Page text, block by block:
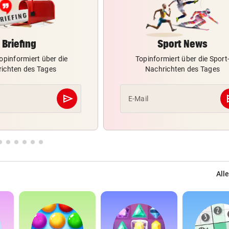
Briefing
über die
des Tages
send
Abschicken
Sport News
Topinformiert über die Sport-
Nachrichten des Tages
E-Mail